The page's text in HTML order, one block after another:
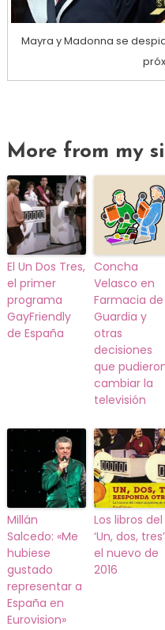
Mayra y Madonna se
More from my
El Un Dos Tres,
el primer
programa
GayFriendly
de España
Concha
Velasco en
Farmacia de
Guardia y
otras
decisiones
que
cambiar la
televisión
Millán
Salcedo: «Me
hubiese
gustado
representar a
España en
Eurovision»
Los libros del
‘Un, dos,
el nuevo de
2016